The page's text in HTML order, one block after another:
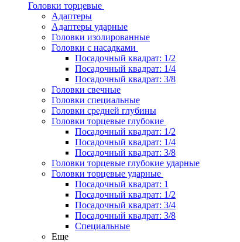
Головки торцевые
Адаптеры
Адаптеры ударные
Головки изолированные
Головки с насадками
Посадочный квадрат: 1/2
Посадочный квадрат: 1/4
Посадочный квадрат: 3/8
Головки свечные
Головки специальные
Головки средней глубины
Головки торцевые глубокие
Посадочный квадрат: 1/2
Посадочный квадрат: 1/4
Посадочный квадрат: 3/8
Головки торцевые глубокие ударные
Головки торцевые ударные
Посадочный квадрат: 1
Посадочный квадрат: 1/2
Посадочный квадрат: 3/4
Посадочный квадрат: 3/8
Специальные
Еще